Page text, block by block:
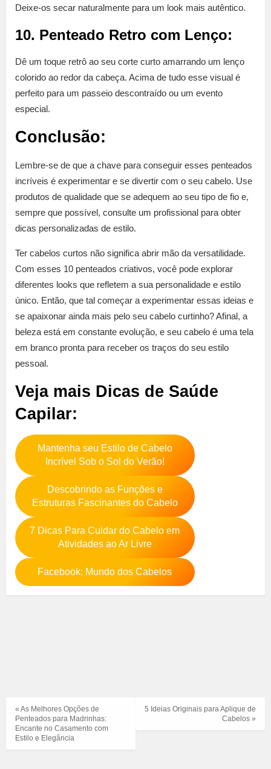
Deixe-os secar naturalmente para um look mais autêntico.
10. Penteado Retro com Lenço:
Dê um toque retrô ao seu corte curto amarrando um lenço
colorido ao redor da cabeça. Acima de tudo esse visual é
perfeito para um passeio descontraído ou um evento
especial.
Conclusão:
Lembre-se de que a chave para conseguir esses penteados
incríveis é experimentar e se divertir com o seu cabelo. Use
produtos de qualidade que se adequem ao seu tipo de fio e,
sempre que possível, consulte um profissional para obter
dicas personalizadas de estilo.
Ter cabelos curtos não significa abrir mão da versatilidade.
Com esses 10 penteados criativos, você pode explorar
diferentes looks que refletem a sua personalidade e estilo
único. Então, que tal começar a experimentar essas ideias e
se apaixonar ainda mais pelo seu cabelo curtinho? Afinal, a
beleza está em constante evolução, e seu cabelo é uma tela
em branco pronta para receber os traços do seu estilo
pessoal.
Veja mais Dicas de Saúde
Capilar:
Mantenha seu Estilo de Cabelo
Incrível Sob o Sol do Verão!
Descobrindo as Funções e
Estruturas Fascinantes do Cabelo
7 Dicas Para Cuidar do Cabelo em
Atividades ao Ar Livre
Facebook: Mundo dos Cabelos
5 Ideias Originais para Aplique de
Cabelos »
« As Melhores Opções de
Penteados para Madrinhas:
Encante no Casamento com
Estilo e Elegância